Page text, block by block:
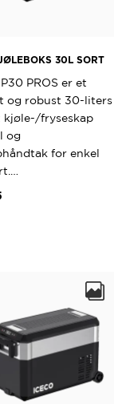
30L SORT
PROS er et
og robust 30-liters
fryseskap
og
for enkel